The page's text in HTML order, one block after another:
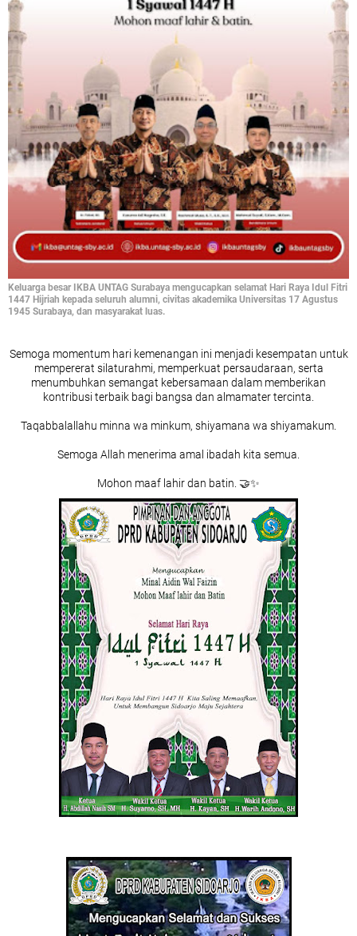
Keluarga besar IKBA UNTAG Surabaya mengucapkan selamat Hari Raya Idul Fitri
1447 Hijriah kepada seluruh alumni, civitas akademika Universitas 17 Agustus
1945 Surabaya, dan masyarakat luas.
Semoga momentum hari kemenangan ini menjadi kesempatan untuk
mempererat silaturahmi, memperkuat persaudaraan, serta
menumbuhkan semangat kebersamaan dalam memberikan
kontribusi terbaik bagi bangsa dan almamater tercinta.
Taqabbalallahu minna wa minkum, shiyamana wa shiyamakum.
Semoga Allah menerima amal ibadah kita semua.
Mohon maaf lahir dan batin. 🤝✨